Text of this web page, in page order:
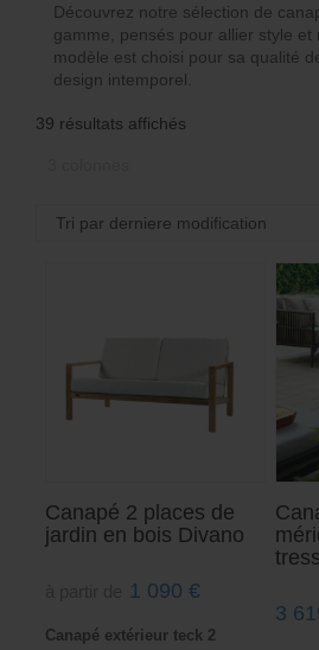
Découvrez notre sélection de
gamme, pensés pour allier style et
modèle est choisi pour sa qualité
design intemporel.
39 résultats affichés
Canapé 2 places de
jardin en bois Divano
1 090 €
Canapé extérieur teck 2
3